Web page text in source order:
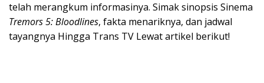
telah merangkum informasinya. Simak sinopsis Sinema
Tremors 5: Bloodlines, fakta menariknya, dan jadwal
tayangnya Hingga Trans TV Lewat artikel berikut!